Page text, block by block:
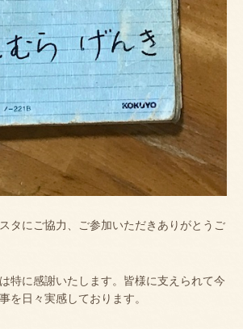
タにご協力、ご参加いただきありがとうご
特に感謝いたします。皆様に支えられて今
を日々実感しております。